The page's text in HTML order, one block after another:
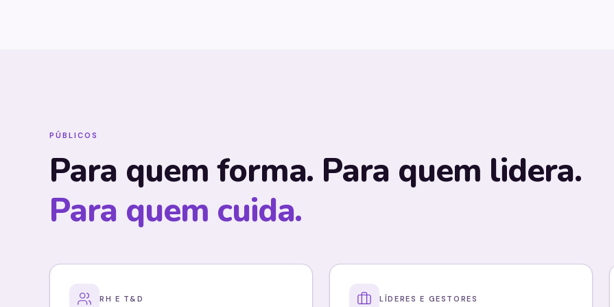
PÚBLICOS
Para quem forma. Para quem lidera.
Para quem cuida.
RH E T&D LÍDERES E GESTORES